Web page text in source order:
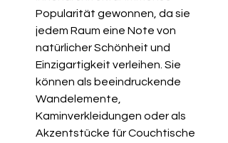
Popularität gewonnen, da sie
jedem Raum eine Note von
natürlicher Schönheit und
Einzigartigkeit verleihen. Sie
können als beeindruckende
Wandelemente,
Kaminverkleidungen oder als
Akzentstücke für Couchtische